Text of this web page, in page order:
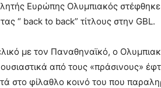
Ευρώπης Ολυμπιακός
“ back to back” τίτλους στην GBL.
με τον Παναθηναϊκό, ο
ουσιαστικά από τους «πράσινους»
στο φίλαθλο κοινό του που